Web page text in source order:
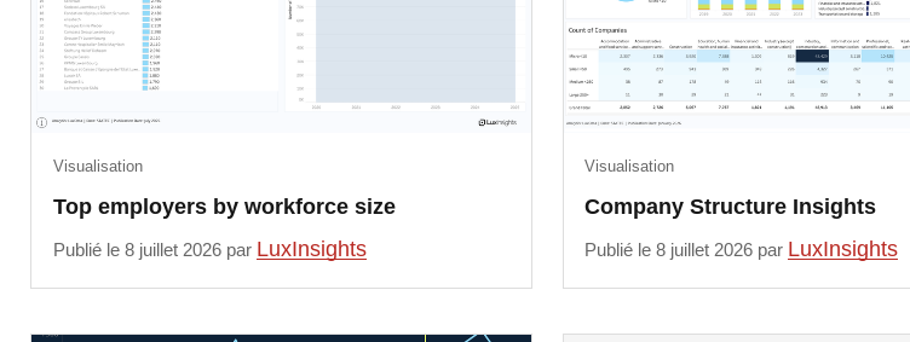
Top employers by workforce size
Visualisation
Publié le 8 juillet 2026 par LuxInsights
Company Structure Insights
Visualisation
Publié le 8 juillet 2026 par LuxInsights